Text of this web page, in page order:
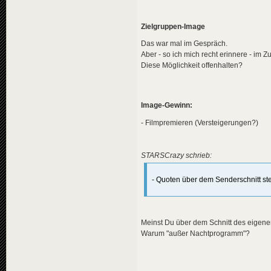
Zielgruppen-Image
Das war mal im Gespräch.
Aber - so ich mich recht erinnere - im
Diese Möglichkeit offenhalten?
Image-Gewinn:
- Filmpremieren (Versteigerungen?)
STARSCrazy schrieb:
- Quoten über dem Senderschnitt
Meinst Du über dem Schnitt des
Warum "außer Nachtprogramm"?